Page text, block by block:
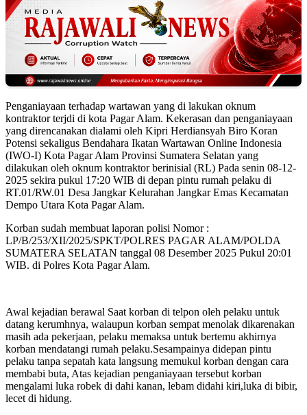
Penganiayaan terhadap wartawan yang di lakukan oknum
kontraktor terjdi di kota Pagar Alam. Kekerasan dan penganiayaan
yang direncanakan dialami oleh Kipri Herdiansyah Biro Koran
Potensi sekaligus Bendahara Ikatan Wartawan Online Indonesia
(IWO-I) Kota Pagar Alam Provinsi Sumatera Selatan yang
dilakukan oleh oknum kontraktor berinisial (RL) Pada senin 08-12-
2025 sekira pukul 17:20 WIB di depan pintu rumah pelaku di
RT.01/RW.01 Desa Jangkar Kelurahan Jangkar Emas Kecamatan
Dempo Utara Kota Pagar Alam.
Korban sudah membuat laporan polisi Nomor :
LP/B/253/XII/2025/SPKT/POLRES PAGAR ALAM/POLDA
SUMATERA SELATAN tanggal 08 Desember 2025 Pukul 20:01
WIB. di Polres Kota Pagar Alam.
Awal kejadian berawal Saat korban di telpon oleh pelaku untuk
datang kerumhnya, walaupun korban sempat menolak dikarenakan
masih ada pekerjaan, pelaku memaksa untuk bertemu akhirnya
korban mendatangi rumah pelaku.Sesampainya didepan pintu
pelaku tanpa sepatah kata langsung memukul korban dengan cara
membabi buta, Atas kejadian penganiayaan tersebut korban
mengalami luka robek di dahi kanan, lebam didahi kiri,luka di bibir,
lecet di hidung.